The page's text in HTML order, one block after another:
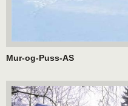
Mur-og-Puss-AS